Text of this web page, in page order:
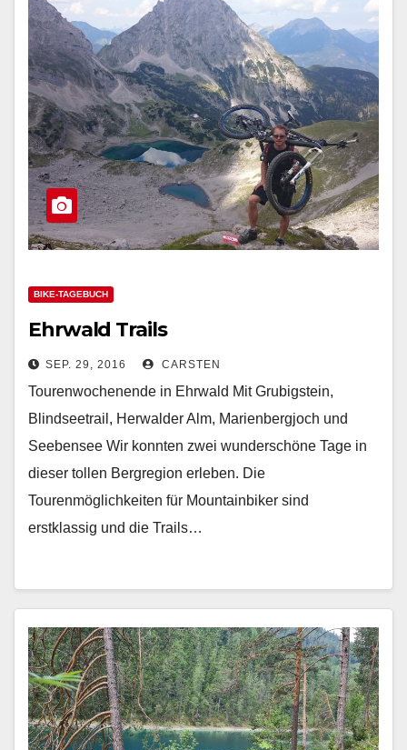
BIKE-TAGEBUCH
Ehrwald Trails
SEP. 29, 2016 CARSTEN
Tourenwochenende in Ehrwald Mit Grubigstein,
Blindseetrail, Herwalder Alm, Marienbergjoch und
Seebensee Wir konnten zwei wunderschöne Tage in
dieser tollen Bergregion erleben. Die
Tourenmöglichkeiten für Mountainbiker sind
erstklassig und die Trails…